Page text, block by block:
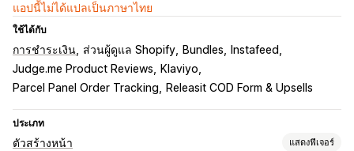
แอปนี้ไม่ได้แปลเป็นภาษาไทย
ใช้ได้กับ
การชำระเงิน ส่วนผู้ดูแล Shopify Bundles
Instafeed
Judge.me Product Reviews
Klaviyo
Parcel Panel Order Tracking
Releasit COD Form & Upsells
ประเภท
ตัวสร้างหน้า แสดงฟีเจอร์